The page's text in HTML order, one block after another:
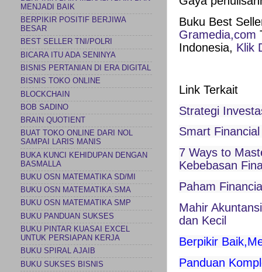
Buku Best
Gramedia,com
Indonesia, Klik
Link Terkait
Strategi
Smart
7 Ways to
Kebebasan
Paham
Mahir
dan Kecil
Berpikir
Panduan
MENJADI BAIK
BERPIKIR POSITIF BERJIWA
BESAR
BEST SELLER TNI/POLRI
BICARA ITU ADA SENINYA
BISNIS PERTANIAN DI ERA DIGITAL
BISNIS TOKO ONLINE
BLOCKCHAIN
BOB SADINO
BRAIN QUOTIENT
BUAT TOKO ONLINE DARI NOL
SAMPAI LARIS MANIS
BUKA KUNCI KEHIDUPAN DENGAN
BASMALLA
BUKU OSN MATEMATIKA SD/MI
BUKU OSN MATEMATIKA SMA
BUKU OSN MATEMATIKA SMP
BUKU PANDUAN SUKSES
BUKU PINTAR KUASAI EXCEL
UNTUK PERSIAPAN KERJA
BUKU SPIRAL AJAIB
BUKU SUKSES BISNIS